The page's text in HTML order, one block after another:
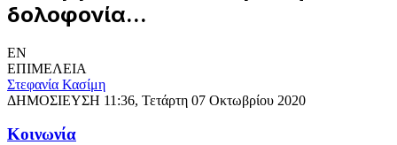
δολοφονία...
EN
ΕΠΙΜΕΛΕΙΑ
Στεφανία Κασίμη
ΔΗΜΟΣΙΕΥΣΗ 11:36, Τετάρτη 07 Οκτωβρίου 2020
Κοινωνία